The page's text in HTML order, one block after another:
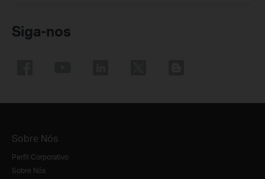
Siga-nos
Sobre Nós
Perfil Corporativo
Sobre Nós